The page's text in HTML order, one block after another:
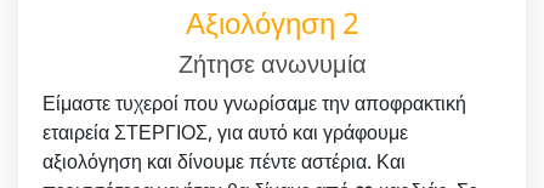
Αξιολόγηση 2
Ζήτησε ανωνυμία
Είμαστε τυχεροί που γνωρίσαμε την αποφρακτική
εταιρεία ΣΤΕΡΓΙΟΣ, για αυτό και γράφουμε
αξιολόγηση και δίνουμε πέντε αστέρια. Και